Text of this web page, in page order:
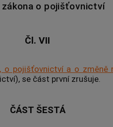
zákona o pojišťovnictví
Čl. VII
o pojišťovnictví a o změně
se část první zrušuje.
ČÁST ŠESTÁ